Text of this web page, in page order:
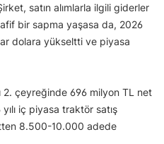
satın alımlarla ilgili giderler
bir sapma yaşasa da, 2026
dolara yükseltti ve piyasa
2. çeyreğinde 696 milyon TL net
iç piyasa traktör satış
8.500-10.000 adede